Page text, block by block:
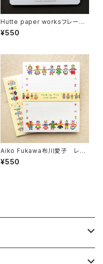
Hutte paper worksフレーク
シール Autumn Forest2 動
物 HS-023
¥550
Aiko Fukawa布川愛子 レタ
ーセット Holding Pawsイエ
ロー 便箋セット
¥550